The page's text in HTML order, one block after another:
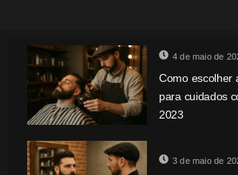
4 de maio de
Como escolher
para cuidados
2023
3 de maio de